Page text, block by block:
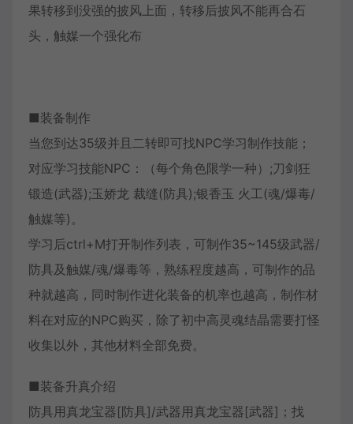
果转移到没强的披风上面，转移后披风不能再合石
头，触媒一个强化布
■装备制作
当您到达35级并且二转即可找NPC学习制作技能；
对应学习技能NPC：（每个角色限学一种）;刀剑狂
锻造(武器);玉娇龙 裁缝(防具);银香玉 火工(魂/爆毒/
触媒等)。
学习后ctrl+M打开制作列表，可制作35~145级武器/
防具及触媒/魂/爆毒等，熟练程度越高，可制作的品
种就越高，同时制作进化装备的机率也越高，制作材
料在对应的NPC购买，除了初中高灵魂结晶需要打怪
收集以外，其他材料全部免费。
■装备升真介绍
防具用真龙宝器[防具]/武器用真龙宝器[武器]；找